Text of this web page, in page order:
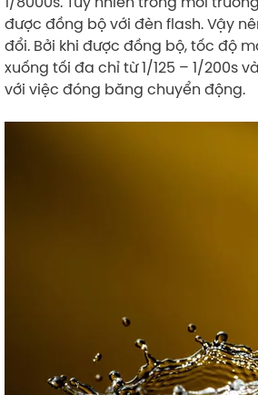
được đồng bộ với đèn flash. Vậy
đổi. Bởi khi được đồng bộ, tốc độ
xuống tối đa chỉ từ 1/125 – 1/200s
với việc đóng băng chuyển động.